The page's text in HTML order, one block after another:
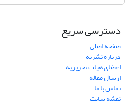
دسترسی سریع
صفحه اصلی
درباره نشریه
اعضای هیات تحریریه
ارسال مقاله
تماس با ما
نقشه سایت